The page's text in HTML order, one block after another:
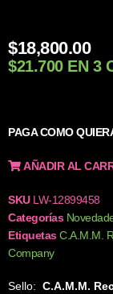
$18,800.00
$21.700 EN 3
PAGA COMO
AÑADIR AL
SKU LW-12899458
Categorías
Etiquetas C.A.M.M.
Company
Sello: C.A.M.M.